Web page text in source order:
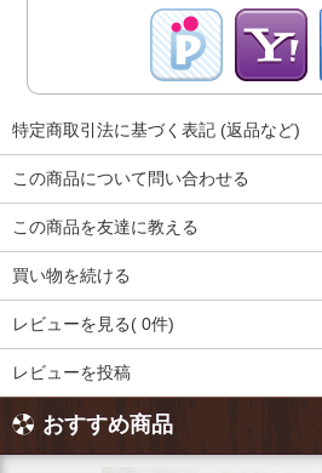
特定商取引法に基づく表記 (返品など)
この商品について問い合わせる
この商品を友達に教える
買い物を続ける
レビューを見る( 0件)
レビューを投稿
おすすめ商品